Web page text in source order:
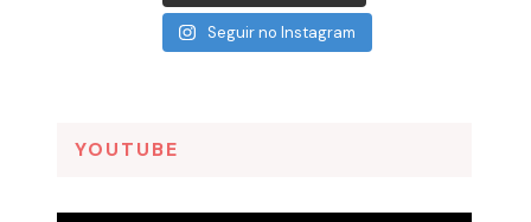
Seguir no Instagram
YOUTUBE